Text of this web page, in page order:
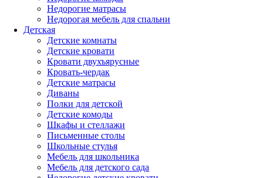
Недорогие матрасы
Недорогая мебель для спальни
Детская
Детские комнаты
Детские кровати
Кровати двухъярусные
Кровать-чердак
Детские матрасы
Диваны
Полки для детской
Детские комоды
Шкафы и стеллажи
Письменные столы
Школьные стулья
Мебель для школьника
Мебель для детского сада